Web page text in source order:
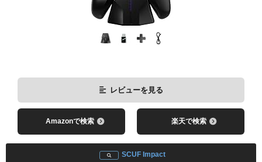
レビューを見る
Amazonで検索 楽天で検索
SCUF Impact